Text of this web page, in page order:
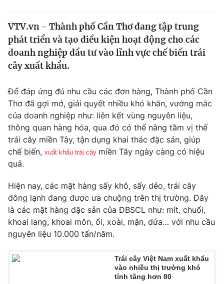
Thế giới
Tin tức
Thế giới đó đây
Câu chuyện quốc tế
Tài chính
Thị trường
Góc doanh nghiệp
Dữ liệu và đời sống
Truyền hình
Phim VTV
Nhân vật
Khán giả
Giải sao mai
Giải trí
Điện ảnh
Âm nhạc
Sao
Đời sống
Du lịch
Làm đẹp
Chất lượng cuộc sống
Giáo dục
Học trực tuyến
Công nghệ
VTV.vn - Thành phố Cần Thơ đang tập trung
phát triển và tạo điều kiện hoạt động cho các
doanh nghiệp đầu tư vào lĩnh vực chế biến trái
cây xuất khẩu.
Để đáp ứng đủ nhu cầu các đơn hàng, Thành phố Cần
Thơ đã gợi mở, giải quyết nhiều khó khăn, vướng mắc
của doanh nghiệp như: liên kết vùng nguyên liệu,
thông quan hàng hóa, qua đó có thể nâng tầm vị thế
trái cây miền Tây, tận dụng khai thác đặc sản, giúp
chế biến, xuất khẩu trái cây miền Tây ngày càng có hiệu
quả.
Hiện nay, các mặt hàng sấy khô, sấy dẻo, trái cây
đông lạnh đang được ưa chuộng trên thị trường. Đây
là các mặt hàng đặc sản của ĐBSCL như: mít, chuối,
khoai lang, khoai môn, ổi, xoài, mận, dứa… với nhu cầu
nguyên liệu 10.000 tấn/năm.
Trái cây Việt Nam xuất khẩu
vào nhiều thị trường khó
tính tăng hơn 80